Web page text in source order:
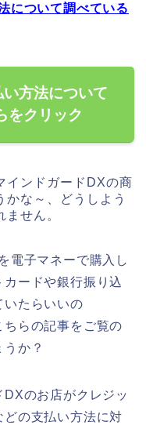
について調べている
方法について
をクリック
インドガードDXの商
な～、どうしよう
せん。
電子マネーで購入し
ードや銀行振り込
いたらいいの
らの記事をご覧の
か？
のお店がクレジッ
どの支払い方法に対